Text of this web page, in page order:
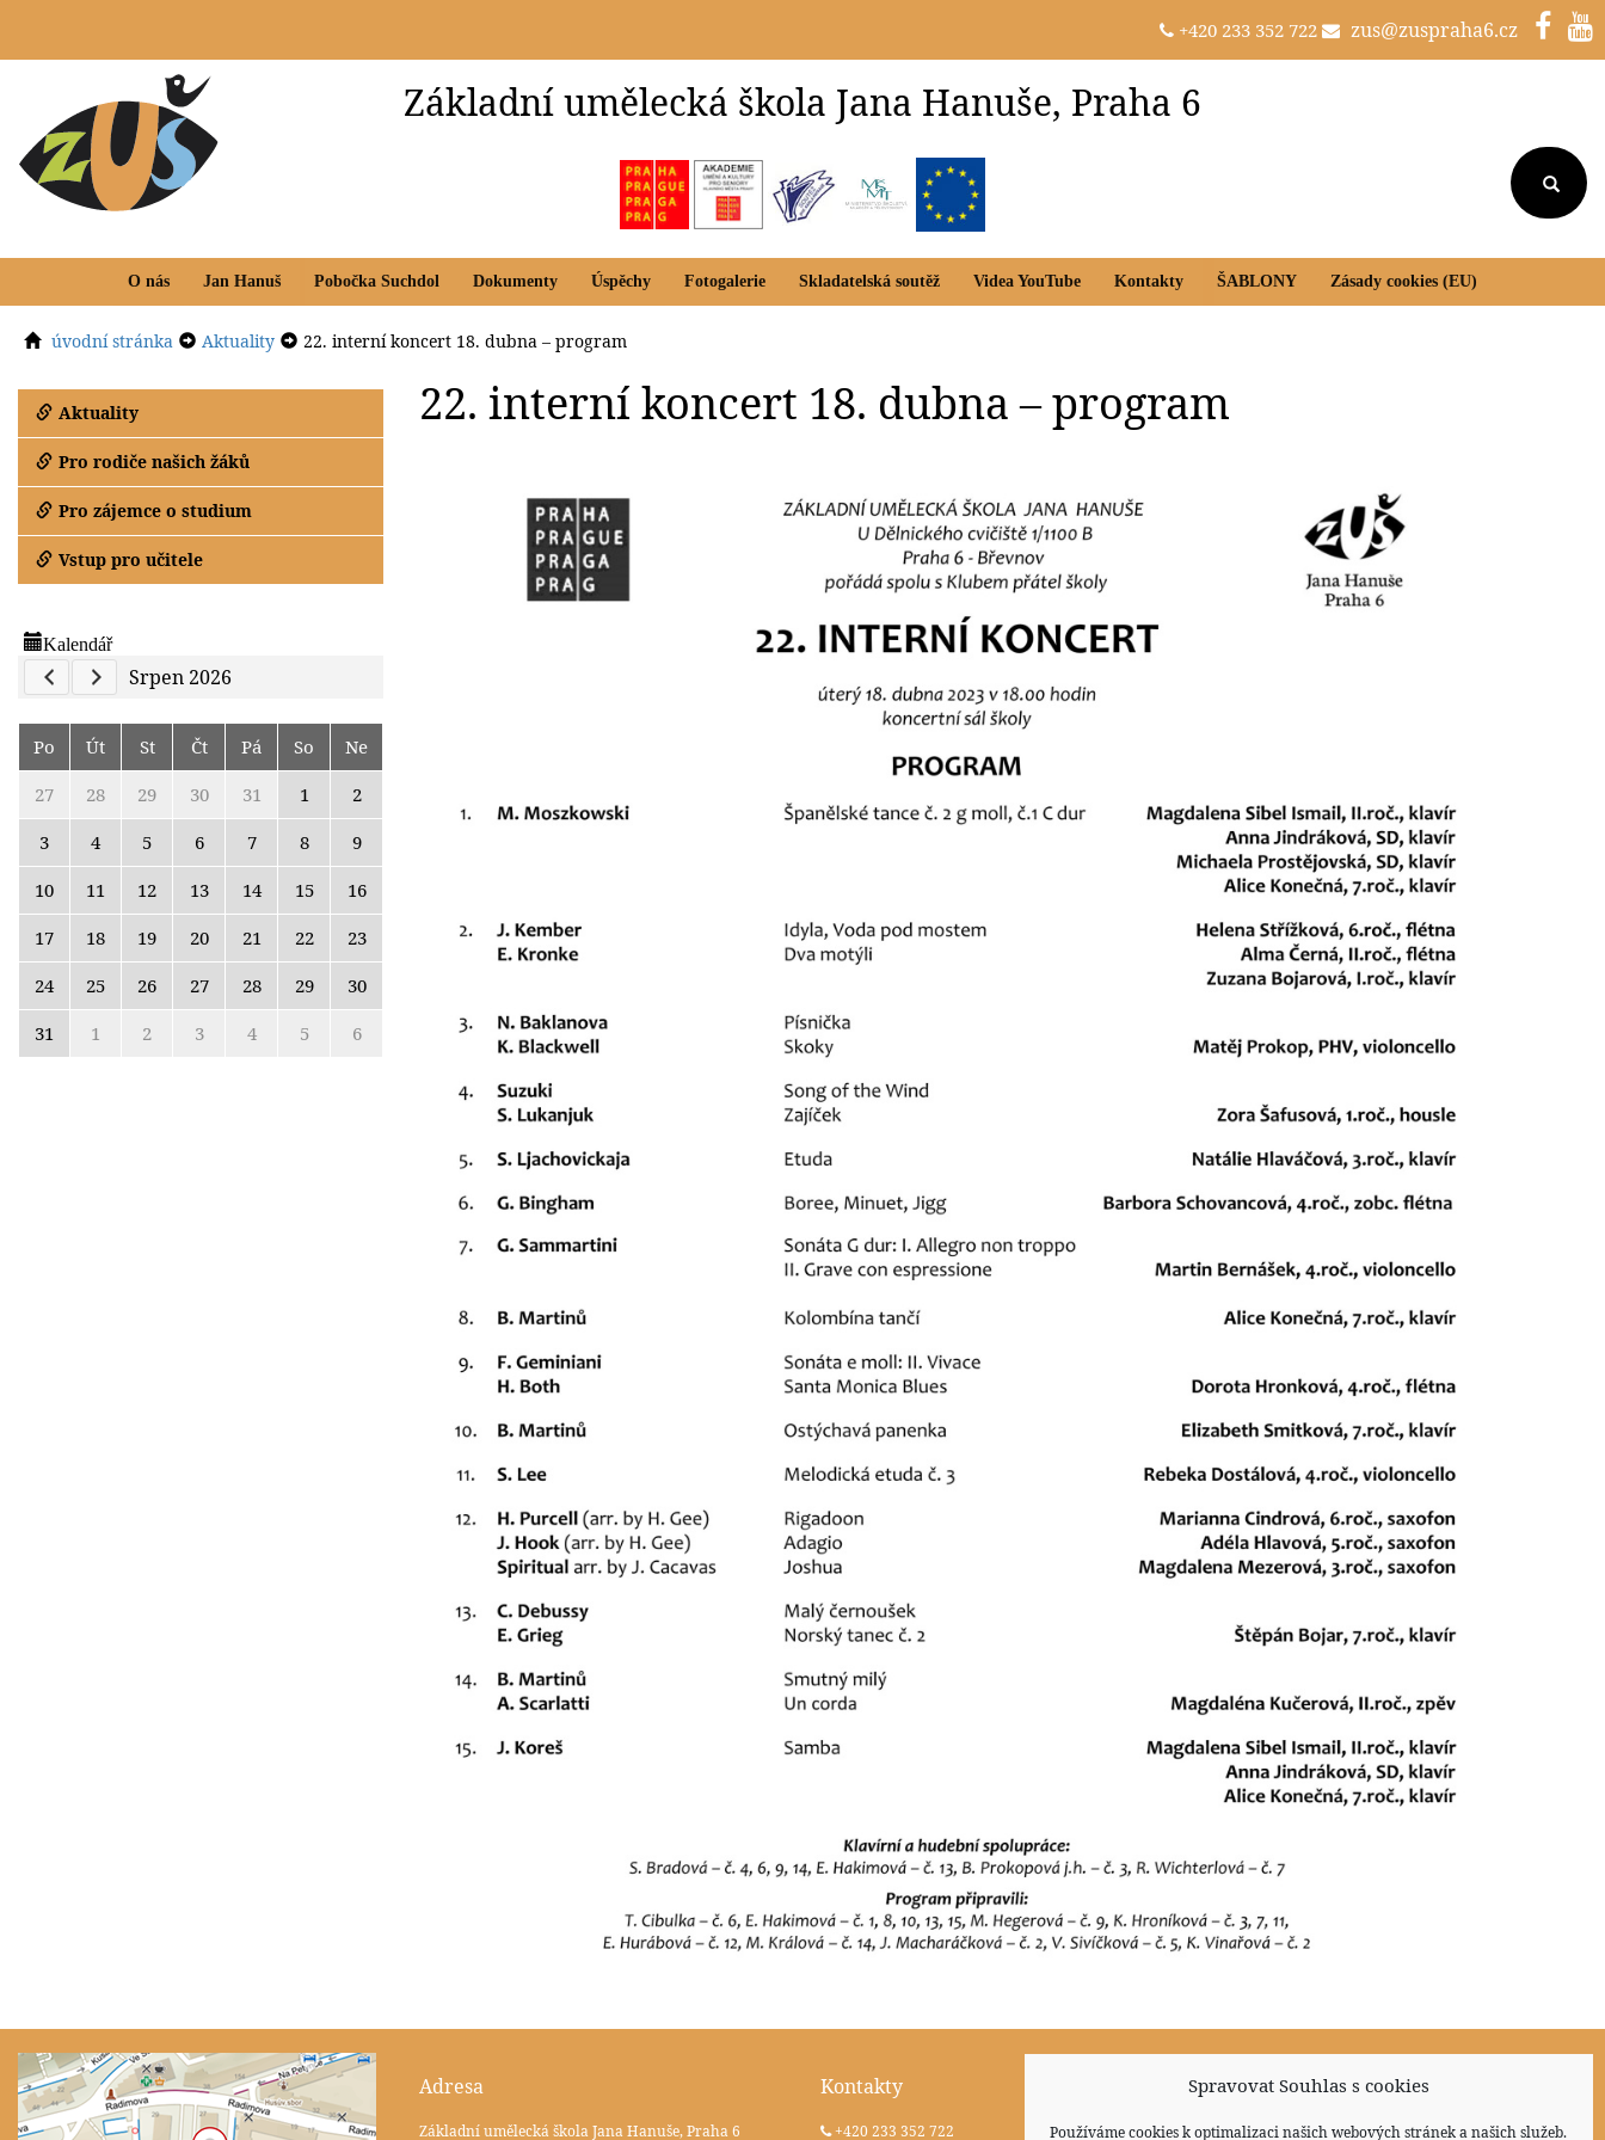
Spravovat Souhlas s cookies
Používáme cookies k optimalizaci našich webových stránek a našich služeb.
+420 233 352 722 zus@zuspraha6.cz
Základní umělecká škola Jana Hanuše, Praha 6
O nás Jan Hanuš Pobočka Suchdol Dokumenty Úspěchy Fotogalerie Skladatelská soutěž Videa YouTube Kontakty ŠABLONY Zásady cookies (EU)
úvodní stránka Aktuality 22. interní koncert 18. dubna – program
Aktuality
Pro rodiče našich žáků
Pro zájemce o studium
Vstup pro učitele
Kalendář
Previous Calendar
Next Calendar
Srpen 2026
Po Út St Čt Pá So
Ne
27
28 29 30 31 1
2
3
4 5 6 7 8
9
10
11 12 13 14 15
16
17
18 19 20 21 22
23
24
25 26 27 28 29
30
31
1 2 3 4 5 6
22. interní koncert 18. dubna – program
Adresa
Základní umělecká škola Jana Hanuše, Praha 6
Kontakty
+420 233 352 722
Sociální sítě